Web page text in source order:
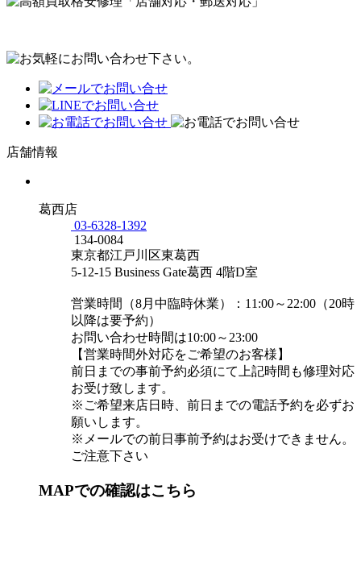
店舗情報
葛西店
03-6328-1392
134-0084
東京都江戸川区東葛西
5-12-15 Business Gate葛西 4階D室
営業時間（8月中臨時休業）：11:00～22:00（20時
以降は要予約）
お問い合わせ時間は10:00～23:00
【営業時間外対応をご希望のお客様】
前日までの事前予約必須にて上記時間も修理対応
お受け致します。
※ご希望来店日時、前日までの電話予約を必ずお
願いします。
※メールでの前日事前予約はお受けできません。
ご注意下さい
MAPでの確認はこちら